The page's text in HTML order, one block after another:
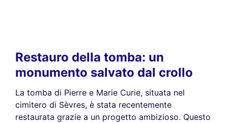
Restauro della tomba: un
monumento salvato dal crollo
La tomba di Pierre e Marie Curie, situata nel
cimitero di Sèvres, è stata recentemente
restaurata grazie a un progetto ambizioso. Questo